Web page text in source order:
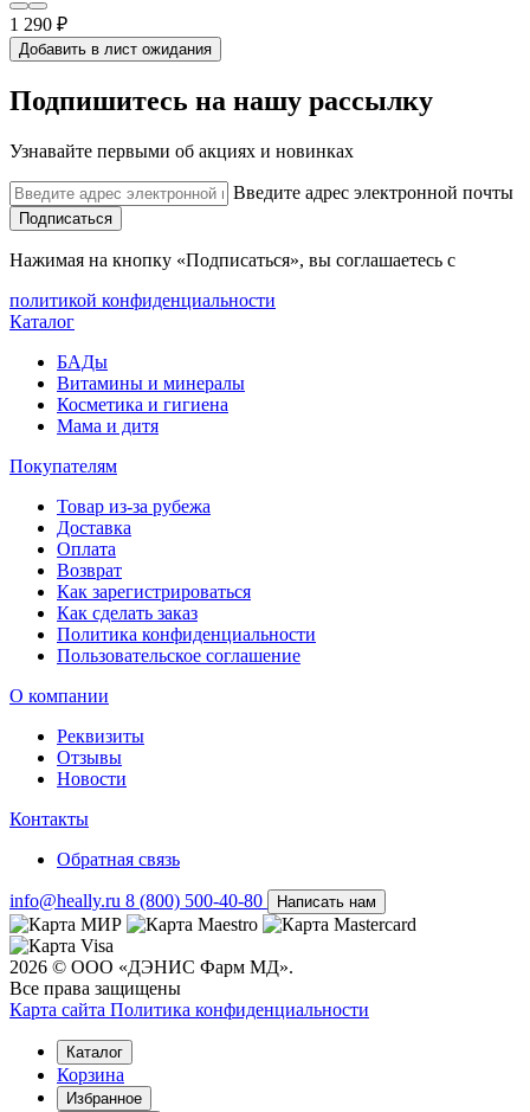
1 290 ₽
Добавить в лист ожидания
Подпишитесь на нашу рассылку
Узнавайте первыми об акциях и новинках
Введите адрес электронной почты
Подписаться
Нажимая на кнопку «Подписаться», вы соглашаетесь с
политикой конфиденциальности
Каталог
БАДы
Витамины и минералы
Косметика и гигиена
Мама и дитя
Покупателям
Товар из-за рубежа
Доставка
Оплата
Возврат
Как зарегистрироваться
Как сделать заказ
Политика конфиденциальности
Пользовательское соглашение
О компании
Реквизиты
Отзывы
Новости
Контакты
Обратная связь
info@heally.ru 8 (800) 500-40-80 Написать нам
2026 © ООО «ДЭНИС Фарм МД».
Все права защищены
Карта сайта Политика конфиден­циальности
Каталог
Корзина
Избранное